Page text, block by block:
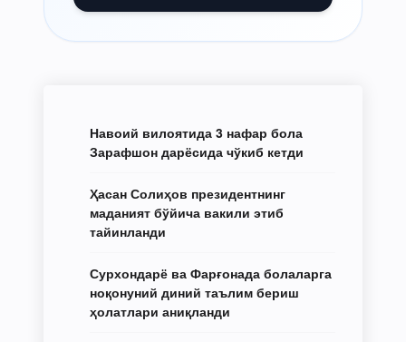
Навоий вилоятида 3 нафар бола
Зарафшон дарёсида чўкиб кетди
Ҳасан Солиҳов президентнинг
маданият бўйича вакили этиб
тайинланди
Сурхондарё ва Фарғонада болаларга
ноқонуний диний таълим бериш
ҳолатлари аниқланди